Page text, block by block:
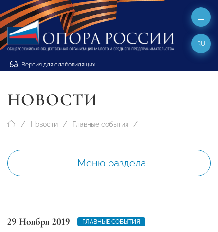
Версия для слабовидящих
RU
НОВОСТИ
Новости Главные события
Меню раздела
29 Ноября 2019 ГЛАВНЫЕ СОБЫТИЯ